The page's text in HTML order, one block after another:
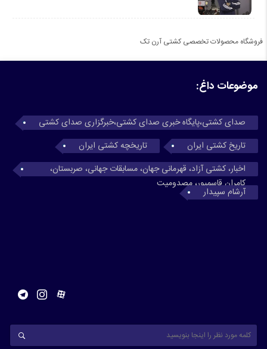
فروشگاه محصولات تخصصی کشتی آرن تک
موضوعات داغ:
صدای کشتی،پایگاه خبری صدای کشتی،خبرگزاری صدای کشتی
تاریخ کشتی ایران
تاریخچه کشتی ایران
اخبار، کشتی آزاد، قهرمانی جهان، مسابقات جهانی، صربستان،
کامران قاسمپور، مصدومیت
آرشام سپیدار